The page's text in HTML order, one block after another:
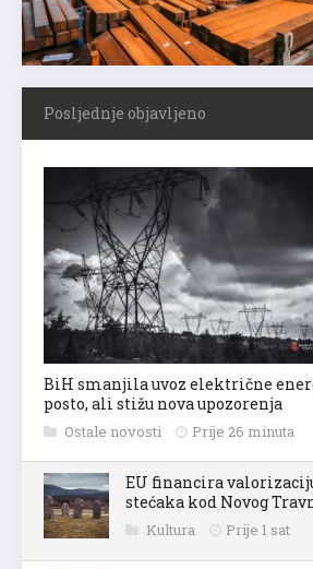
Posljednje objavljeno
BiH smanjila uvoz električne
posto, ali stižu nova upozorenja
Ostale novosti Prije 26 minuta
EU financira
stećaka kod Novog
Kultura Prije 1 sat